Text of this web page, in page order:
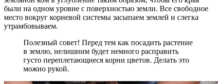
были на одном уровне с поверхностью земли. Все свободное
место вокруг корневой системы засыпаем землей и слегка
утрамбовываем.
Полезный совет! Перед тем как посадить растение
в землю, нелишним будет немного расправить
густо переплетающиеся корни цветов. Делать это
можно рукой.